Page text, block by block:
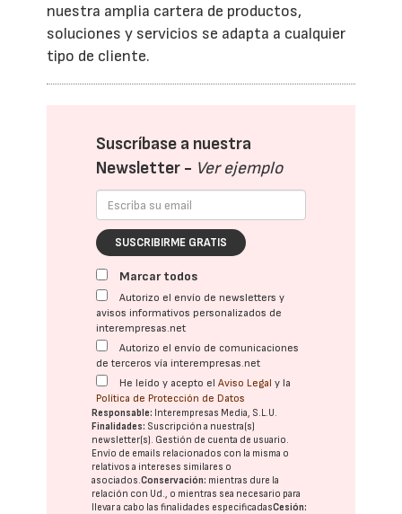
nuestra amplia cartera de productos,
soluciones y servicios se adapta a cualquier
tipo de cliente.
Suscríbase a nuestra
Newsletter - Ver ejemplo
SUSCRIBIRME GRATIS
Marcar todos
Autorizo el envío de newsletters y
avisos informativos personalizados de
interempresas.net
Autorizo el envío de comunicaciones
de terceros vía interempresas.net
He leído y acepto elAviso Legal y la
Política de Protección de Datos
Responsable: Interempresas Media, S.L.U.
Finalidades: Suscripción a nuestra(s)
newsletter(s). Gestión de cuenta de usuario.
Envío de emails relacionados con la misma o
relativos a intereses similares o
asociados.Conservación: mientras dure la
relación con Ud., o mientras sea necesario para
llevar a cabo las finalidades especificadasCesión: